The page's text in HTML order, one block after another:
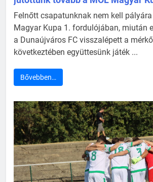
Felnőtt csapatunknak nem kell
Magyar Kupa 1. fordulójában, miután
a Dunaújváros FC visszalépett a
következtében együttesünk játék ...
Bővebben…